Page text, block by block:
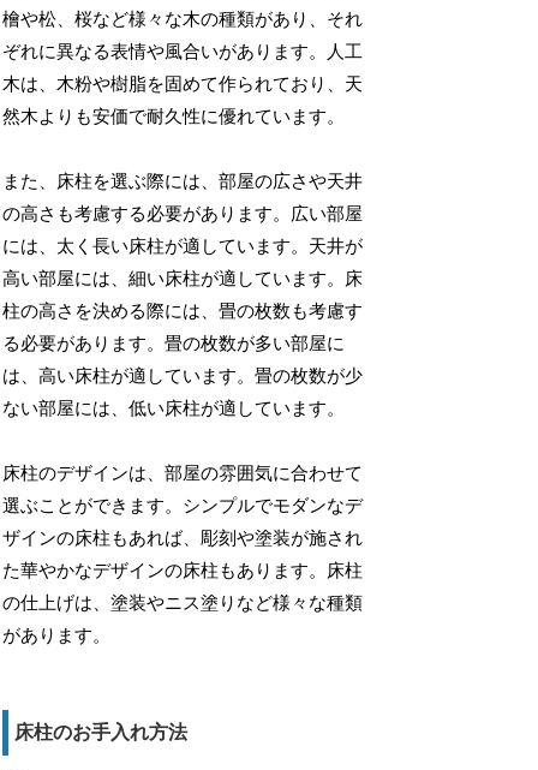
檜や松、桜など様々な木の種類があり、それ
ぞれに異なる表情や風合いがあります。人工
木は、木粉や樹脂を固めて作られており、天
然木よりも安価で耐久性に優れています。
また、床柱を選ぶ際には、部屋の広さや天井
の高さも考慮する必要があります。広い部屋
には、太く長い床柱が適しています。天井が
高い部屋には、細い床柱が適しています。床
柱の高さを決める際には、畳の枚数も考慮す
る必要があります。畳の枚数が多い部屋に
は、高い床柱が適しています。畳の枚数が少
ない部屋には、低い床柱が適しています。
床柱のデザインは、部屋の雰囲気に合わせて
選ぶことができます。シンプルでモダンなデ
ザインの床柱もあれば、彫刻や塗装が施され
た華やかなデザインの床柱もあります。床柱
の仕上げは、塗装やニス塗りなど様々な種類
があります。
床柱のお手入れ方法